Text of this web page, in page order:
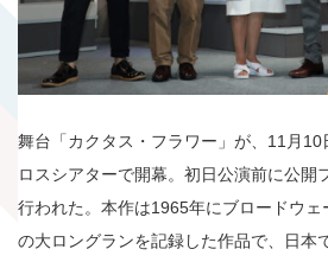
舞台「カクタス・フラワー」が、11月10
ロスシアターで開幕。初日公演前に公開
行われた。本作は1965年にブロードウ
の大ロングランを記録した作品で、日本